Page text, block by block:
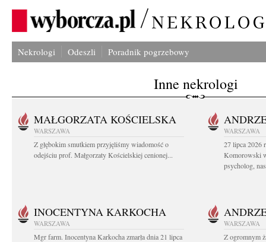
Nekrologi Odeszli Poradnik pogrzebowy
Inne nekrologi
MAŁGORZATA KOŚCIELSKA
WARSZAWA
Z głębokim smutkiem przyjęliśmy wiadomość o
odejściu prof. Małgorzaty Kościelskiej cenionej...
WARSZAWA
27 lipca 2026
Komorowski
psycholog,
INOCENTYNA KARKOCHA
WARSZAWA
Mgr farm. Inocentyna Karkocha zmarła dnia 21 lipca
WARSZAWA
Z ogromnym